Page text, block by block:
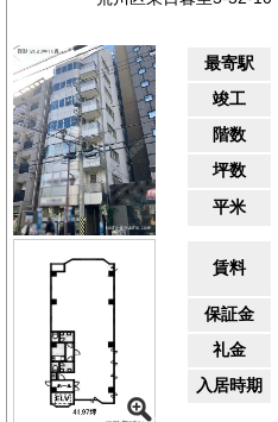
最寄駅
竣工
階数
坪数
平米
賃料
保証金
礼金
入居時期